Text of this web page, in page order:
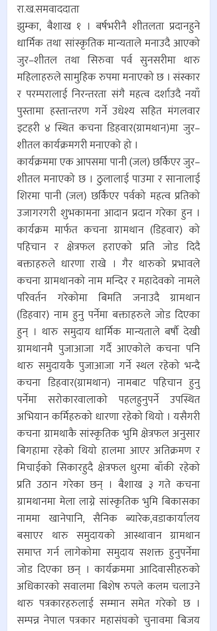
रा.ख.समवाददाता
झुम्का, बैशाख १ । बर्षभरीनै शीतलता प्रदानहुने
धार्मिक तथा सांस्कृतिक मान्यताले मनाउदै आएको
जुर–शीतल तथा सिरुवा पर्व सुनसरीमा थारु
महिलाहरुले सामुहिक रुपमा मनाएको छ । संस्कार
र परम्परालाई निरन्तरता संगै महत्व दर्शाउदै नयाँ
पुस्तामा हस्तान्तरण गर्ने उधेश्य सहित मंगलवार
इटहरी ४ स्थित कचना डिहवार(ग्रामथान)मा जुर–
शीतल कार्यक्रमगरी मनाएको हो ।
कार्यक्रममा एक आपसमा पानी (जल) छर्किएर जुर–
शीतल मनाएको छ । ठुलालाई पाउमा र सानालाई
शिरमा पानी (जल) छर्किएर पर्वको महत्व प्रतिको
उजागरगरी शुभकामना आदान प्रदान गरेका हुन ।
कार्यक्रम मार्फत कचना ग्रामथान (डिहवार) को
पहिचान र क्षेत्रफल हराएको प्रति जोड दिदै
बक्ताहरुले धारणा राखे । गैर थारुको प्रभावले
कचना ग्रामथानको नाम मन्दिर र महादेवको नामले
परिवर्तन गरेकोमा बिमति जनाउदै ग्रामथान
(डिहवार) नाम हुनु पर्नेमा बक्ताहरुले जोड दिएका
हुन् । थारु समुदाय धार्मिक मान्यताले बर्षौ देखी
ग्रामथानमै पुजाआजा गर्दै आएकोले कचना पनि
थारु समुदायकै पुजाआजा गर्ने स्थल रहेको भन्दै
कचना डिहवार(ग्रामथान) नामबाट पहिचान हुनु
पर्नेमा सरोकारवालाको पहलहुनुपर्ने उपस्थित
अभियान कर्मिहरुको धारणा रहेको थियो । यसैगरी
कचना ग्रामथाकै सांस्कृतिक भुमि क्षेत्रफल अनुसार
बिगहामा रहेको थियो हालमा आएर अतिक्रमण र
मिचाईको सिकारहुदै क्षेत्रफल धुरमा बाँकी रहेको
प्रति उठान गरेका छन् । बैशाख ३ गते कचना
ग्रामथानमा मेला लाग्ने सांस्कृतिक भुमि बिकासका
नाममा खानेपानि, सैनिक ब्यारेक,वडाकार्यालय
बसाएर थारु समुदायको आस्थावान ग्रामथान
समाप्त गर्न लागेकोमा समुदाय सशक्त हुनुपर्नेमा
जोड दिएका छन् । कार्यक्रममा आदिवासीहरुको
अधिकारको सवालमा बिशेष रुपले कलम चलाउने
थारु पत्रकारहरुलाई सम्मान समेत गरेको छ ।
सम्पन्न नेपाल पत्रकार महासंघको चुनावमा बिजय